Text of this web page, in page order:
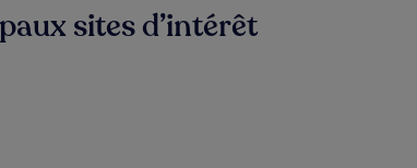
sites d’intérêt